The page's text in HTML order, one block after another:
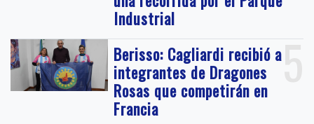
Industrial
5
Berisso: Cagliardi recibió a
integrantes de Dragones
Rosas que competirán en
Francia